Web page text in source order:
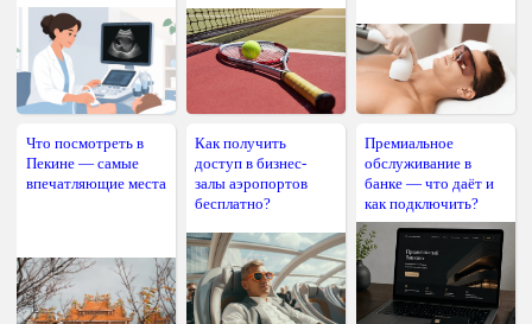
Что посмотреть в
Пекине — самые
впечатляющие места
Как получить
доступ в бизнес-
залы аэропортов
бесплатно?
Премиальное
обслуживание в
банке — что даёт и
как подключить?